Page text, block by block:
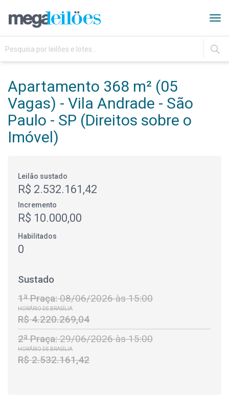
IR
Apartamento 368 m² (05
Vagas) - Vila Andrade - São
Paulo - SP (Direitos sobre o
Imóvel)
Leilão sustado
R$ 2.532.161,42
Incremento
R$ 10.000,00
Habilitados
0
Sustado
1ª Praça:08/06/2026 às 15:00
HORÁRIO DE BRASÍLIA
R$ 4.220.269,04
2ª Praça:29/06/2026 às 15:00
HORÁRIO DE BRASÍLIA
R$ 2.532.161,42